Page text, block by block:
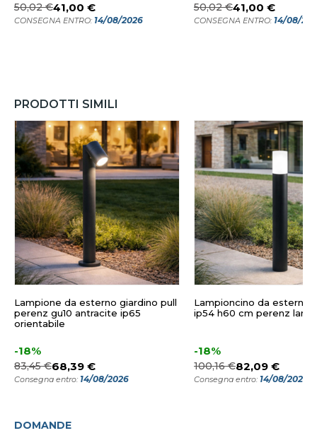
50,02 €41,00 €
CONSEGNA ENTRO: 14/08/2026
50,02 €41,00 €
CONSEGNA ENTRO: 14/08/
PRODOTTI SIMILI
Lampione da esterno giardino pull
perenz gu10 antracite ip65
orientabile
-18%
83,45 €68,39 €
Consegna entro: 14/08/2026
Lampioncino da esterno
ip54 h60 cm perenz
-18%
100,16 €82,09 €
Consegna entro: 14/08/2026
DOMANDE